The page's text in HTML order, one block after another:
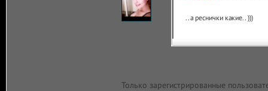
..а реснички какие.. )))
Только зарегистрированные